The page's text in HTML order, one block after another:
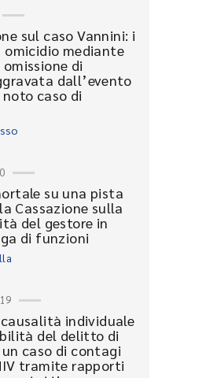
sul caso Vannini: i
mediante
di
dall’evento
caso di
su una pista
Cassazione sulla
del gestore in
di funzioni
individuale
del delitto di
caso di contagi
tramite rapporti